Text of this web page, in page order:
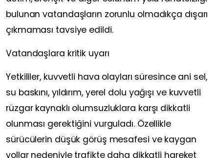
bulunan vatandaşların zorunlu olmadıkça dışarı
çıkmaması tavsiye edildi.
Vatandaşlara kritik uyarı
Yetkililer, kuvvetli hava olayları süresince ani sel,
su baskını, yıldırım, yerel dolu yağışı ve kuvvetli
rüzgar kaynaklı olumsuzluklara karşı dikkatli
olunması gerektiğini vurguladı. Özellikle
sürücülerin düşük görüş mesafesi ve kaygan
yollar nedeniyle trafikte daha dikkatli hareket